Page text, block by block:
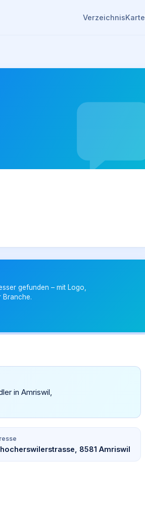
VerzeichnisKarte
gefunden – mit Logo,
Branche.
in Amriswil,
8581 Amriswil